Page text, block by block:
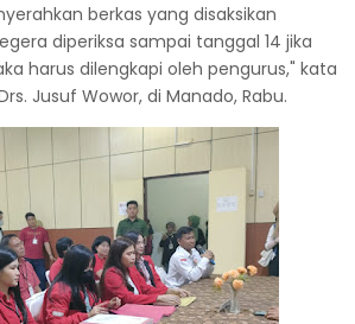
berkas yang disaksikan
diperiksa sampai tanggal 14 jika
harus dilengkapi oleh pengurus," kata
Jusuf Wowor, di Manado, Rabu.